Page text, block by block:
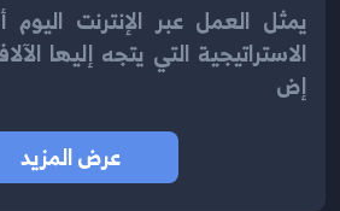
يمثل العمل عبر الإنترنت
الاستراتيجية التي يتجه إليها
إض
عرض المزيد